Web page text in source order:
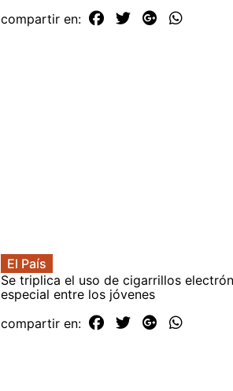
compartir en:
El País
Se triplica el uso de cigarrillos
especial entre los jóvenes
compartir en: